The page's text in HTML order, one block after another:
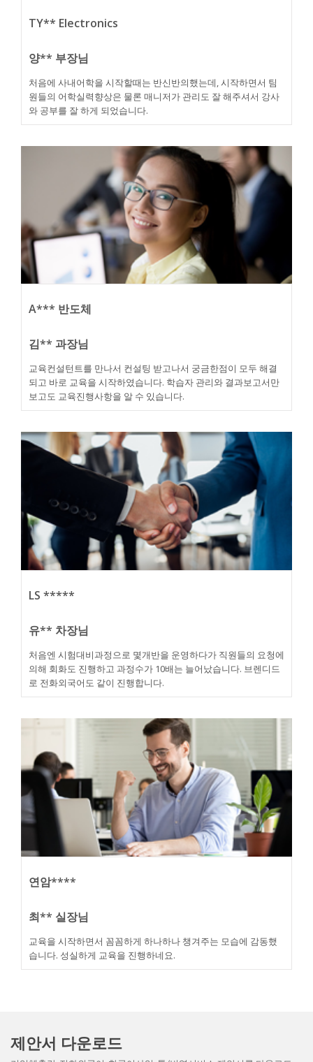
TY** Electronics
양** 부장님
처음에 사내어학을 시작할때는 반신반의했는데, 시작하면서 팀
원들의 어학실력향상은 물론 매니저가 관리도 잘 해주셔서 강사
와 공부를 잘 하게 되었습니다.
A*** 반도체
김** 과장님
교육컨설턴트를 만나서 컨설팅 받고나서 궁금한점이 모두 해결
되고 바로 교육을 시작하였습니다. 학습자 관리와 결과보고서만
보고도 교육진행사항을 알 수 있습니다.
LS *****
유** 차장님
처음엔 시험대비과정으로 몇개반을 운영하다가 직원들의 요청에
의해 회화도 진행하고 과정수가 10배는 늘어났습니다. 브렌디드
로 전화외국어도 같이 진행합니다.
연암****
최** 실장님
교육을 시작하면서 꼼꼼하게 하나하나 챙겨주는 모습에 감동했
습니다. 성실하게 교육을 진행하네요.
제안서 다운로드